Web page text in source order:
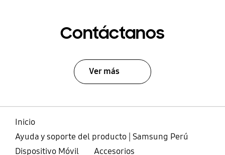
Contáctanos
Ver más
Inicio
Ayuda y soporte del producto | Samsung Perú
Dispositivo Móvil
Accesorios